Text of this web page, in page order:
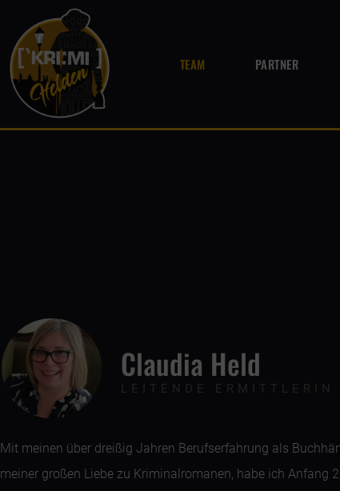
TEAM PARTNER
Claudia Held
LEITENDE ERMITTLERIN
Mit meinen über dreißig Jahren Berufserfahrung als
meiner großen Liebe zu Kriminalromanen, habe ich Anfang